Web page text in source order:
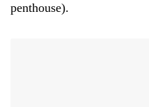
penthouse).